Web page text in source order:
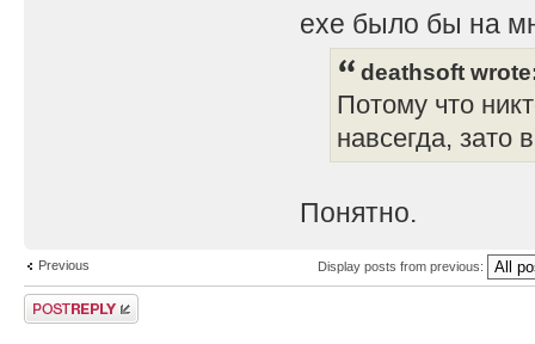
exe было бы на
deathsoft
Потому что
навсегда, зато
Понятно.
Previous Display posts from previous:
Post a reply